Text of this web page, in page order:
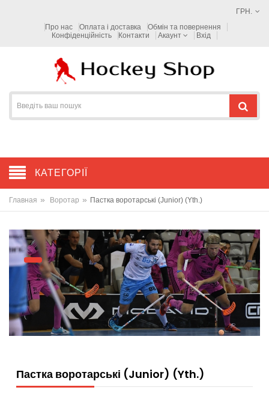
ГРН.
Про нас
Оплата і доставка
Обмін та повернення
Конфіденційність
Контакти Акаунт Вхід
КАТЕГОРІЇ
Главная » Воротар » Пастка воротарські (Junior) (Yth.)
Пастка воротарські (Junior) (Yth.)